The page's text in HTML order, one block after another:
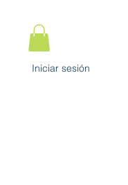
Iniciar sesión